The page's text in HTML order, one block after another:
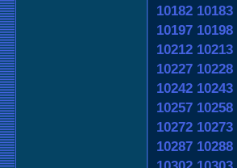
10182 10183
10197 10198
10212 10213
10227 10228
10242 10243
10257 10258
10272 10273
10287 10288